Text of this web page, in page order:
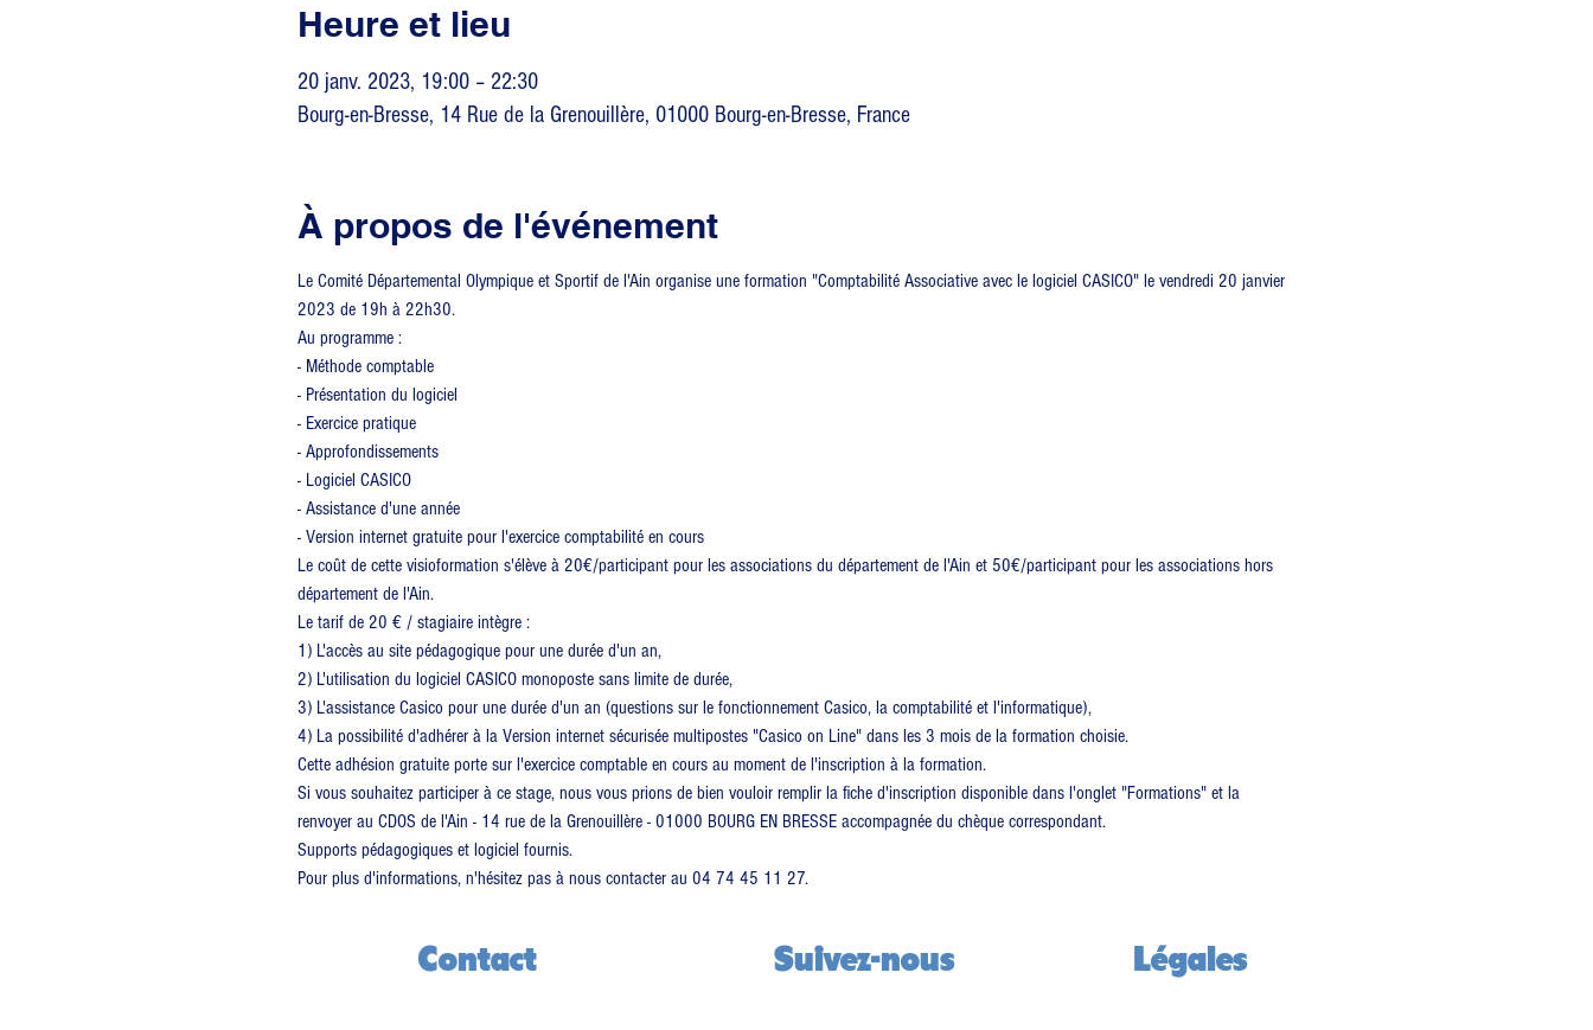
Heure et lieu
20 janv. 2023, 19:00 – 22:30
Bourg-en-Bresse, 14 Rue de la Grenouillère, 01000 Bourg-en-Bresse, France
À propos de l'événement
Le Comité Départemental Olympique et Sportif de l'Ain organise une formation "Comptabilité Associative avec le logiciel CASICO" le vendredi 20 janvier
2023 de 19h à 22h30.
Au programme :
- Méthode comptable
- Présentation du logiciel
- Exercice pratique
- Approfondissements
- Logiciel CASICO
- Assistance d'une année
- Version internet gratuite pour l'exercice comptabilité en cours
Le coût de cette visioformation s'élève à 20€/participant pour les associations du département de l'Ain et 50€/participant pour les associations hors
département de l'Ain.
Le tarif de 20 € / stagiaire intègre :
1) L'accès au site pédagogique pour une durée d'un an,
2) L'utilisation du logiciel CASICO monoposte sans limite de durée,
3) L'assistance Casico pour une durée d'un an (questions sur le fonctionnement Casico, la comptabilité et l'informatique),
4) La possibilité d'adhérer à la Version internet sécurisée multipostes "Casico on Line" dans les 3 mois de la formation choisie.
Cette adhésion gratuite porte sur l'exercice comptable en cours au moment de l'inscription à la formation.
Si vous souhaitez participer à ce stage, nous vous prions de bien vouloir remplir la fiche d'inscription disponible dans l'onglet "Formations" et la
renvoyer au CDOS de l'Ain - 14 rue de la Grenouillère - 01000 BOURG EN BRESSE accompagnée du chèque correspondant.
Supports pédagogiques et logiciel fournis.
Pour plus d'informations, n'hésitez pas à nous contacter au 04 74 45 11 27.
Contact Suivez-nous Légales